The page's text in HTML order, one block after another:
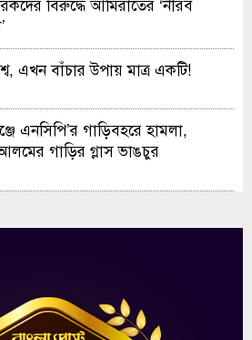
এখন বাঁচার উপায় মাত্র একটি!
এনসিপি’র গাড়িবহরে হামলা,
গাড়ির গ্লাস ভাঙচুর